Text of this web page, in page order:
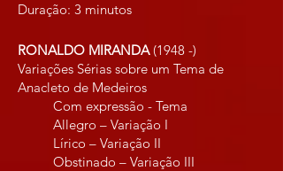
Duração: 3 min​​utos
RONALDO MIRANDA(1948 -)
Variações Sérias sobre um Tema de
Anacleto de Medeiros
Com expressão - Tema
Allegro – Variação I
Lírico – Variação II
Obstinado – Variação III